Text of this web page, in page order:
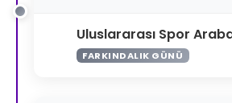
Uluslararası Spor
FARKINDALIK GÜNÜ